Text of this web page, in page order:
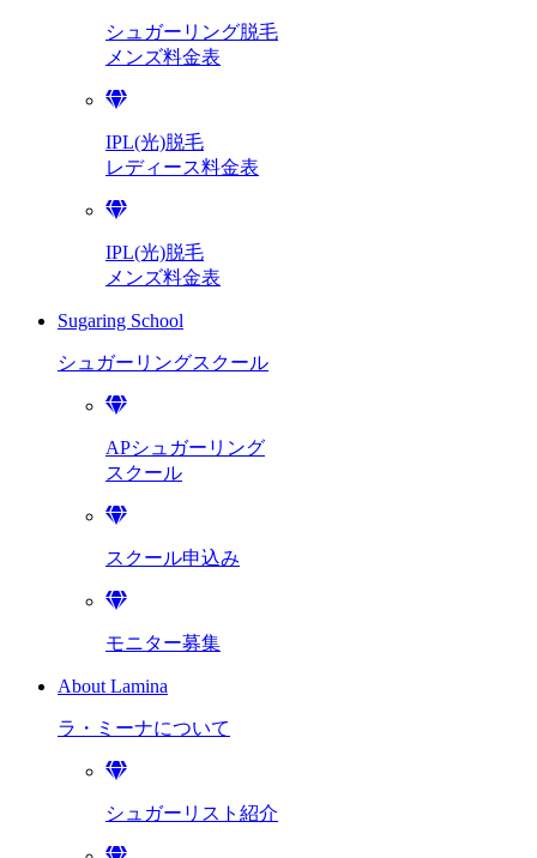
シュガーリング脱毛
メンズ料金表
IPL(光)脱毛
レディース料金表
IPL(光)脱毛
メンズ料金表
Sugaring School
シュガーリングスクール
APシュガーリング
スクール
スクール申込み
モニター募集
About Lamina
ラ・ミーナについて
シュガーリスト紹介